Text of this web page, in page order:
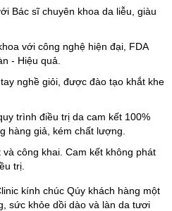
Bác sĩ chuyên khoa da liễu, giàu
với công nghệ hiện đại, FDA
- Hiệu quả.
nghề giỏi, được đào tạo khắt khe
trình điều trị da cam kết 100%
hàng giả, kém chất lượng.
công khai. Cam kết không phát
trị.
kính chúc Qúy khách hàng một
sức khỏe dồi dào và làn da tươi